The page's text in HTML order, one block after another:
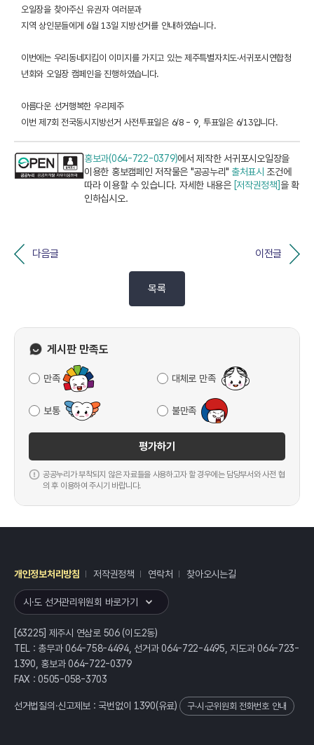
오일장을 찾아주신 유권자 여러분과
지역 상인분들에게 6월 13일 지방선거를 안내하였습니다.
이번에는 우리동네지킴이 이미지를 가지고 있는 제주특별자치도·서귀포시연합청
년회와 오일장 캠페인을 진행하였습니다.
아름다운 선거행복한 우리제주
이번 제7회 전국동시지방선거 사전투표일은 6/8 - 9, 투표일은 6/13입니다.
홍보과(064-722-0379)에서 제작한 서귀포시오일장을
이용한 홍보캠페인 저작물은 "공공누리" 출처표시 조건에
따라 이용할 수 있습니다. 자세한 내용은 [저작권정책]을 확
인하십시오.
다음글 이전글
목록
게시판 만족도
만족 대체로 만족
보통 불만족
평가하기
공공누리가 부착되지 않은 자료들을 사용하고자 할 경우에는 담당부서와 사전 협
의 후 이용하여 주시기 바랍니다.
개인정보처리방침 저작권정책 연락처 찾아오시는길
시·도 선거관리위원회 바로가기
[63225] 제주시 연삼로 506 (이도2동)
TEL : 총무과 064-758-4494, 선거과 064-722-4495, 지도과 064-723-
1390, 홍보과 064-722-0379
FAX : 0505-058-3703
선거법질의·신고제보 : 국번없이 1390(유료) 구·시·군위원회 전화번호 안내